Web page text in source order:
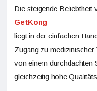
Die steigende Beliebtheit
GetKong
liegt in der einfachen
Zugang zu
von einem durchdachten
gleichzeitig hohe